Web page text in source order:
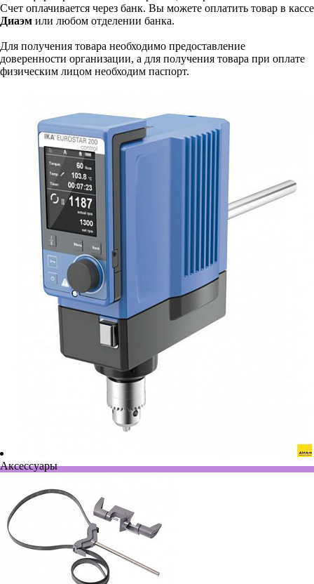
Счет оплачивается через банк. Вы можете оплатить товар в кассе
Диаэм или любом отделении банка.
Для получения товара необходимо предоставление
доверенности организации, а для получения товара при оплате
физическим лицом необходим паспорт.
Аксессуары